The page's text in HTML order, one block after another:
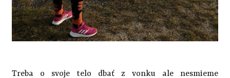
Treba o svoje telo dbať z vonku ale nesmieme